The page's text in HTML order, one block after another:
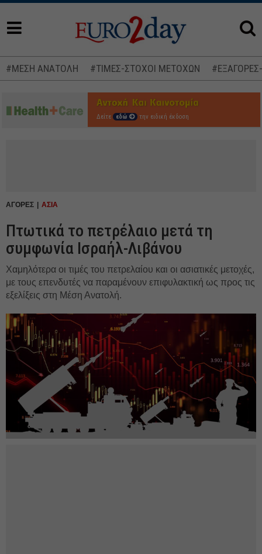
#ΜΕΣΗ ΑΝΑΤΟΛΗ #ΤΙΜΕΣ-ΣΤΟΧΟΙ ΜΕΤΟΧΩΝ
Δείτε εδώ την ειδική έκδοση
ΑΓΟΡΕΣ ΑΣΙΑ
Πτωτικά το πετρέλαιο μετά τη
συμφωνία Ισραήλ-Λιβάνου
Χαμηλότερα οι τιμές του πετρελαίου και οι ασιατικές μετοχές,
με τους επενδυτές να παραμένουν επιφυλακτική ως προς τις
εξελίξεις στη Μέση Ανατολή.